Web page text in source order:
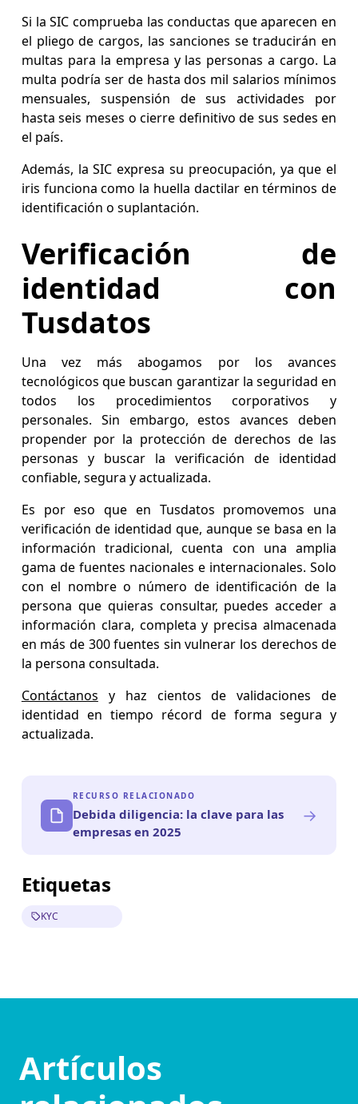
Si la SIC comprueba las conductas que aparecen en
el pliego de cargos, las sanciones se traducirán en
multas para la empresa y las personas a cargo. La
multa podría ser de hasta dos mil salarios mínimos
mensuales, suspensión de sus actividades por
hasta seis meses o cierre definitivo de sus sedes en
el país.
Además, la SIC expresa su preocupación, ya que el
iris funciona como la huella dactilar en términos de
identificación o suplantación.
Verificación de
identidad con
Tusdatos
Una vez más abogamos por los avances
tecnológicos que buscan garantizar la seguridad en
todos los procedimientos corporativos y
personales. Sin embargo, estos avances deben
propender por la protección de derechos de las
personas y buscar la verificación de identidad
confiable, segura y actualizada.
Es por eso que en Tusdatos promovemos una
verificación de identidad que, aunque se basa en la
información tradicional, cuenta con una amplia
gama de fuentes nacionales e internacionales. Solo
con el nombre o número de identificación de la
persona que quieras consultar, puedes acceder a
información clara, completa y precisa almacenada
en más de 300 fuentes sin vulnerar los derechos de
la persona consultada.
Contáctanos y haz cientos de validaciones de
identidad en tiempo récord de forma segura y
actualizada.
RECURSO RELACIONADO
Debida diligencia: la clave para las
empresas en 2025
→
Etiquetas
KYC
Artículos